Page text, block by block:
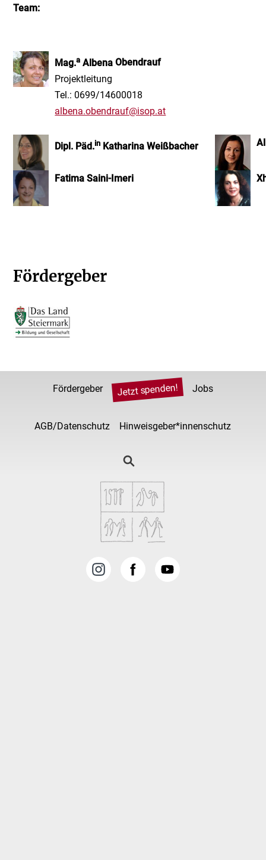
Team:
Mag.a AlbenaObendrauf
Projektleitung
Tel.: 0699/14600018
albena.obendrauf@isop.at
Dipl. Päd.in Katharina Weißbacher
Fatima Saini-Imeri
Fördergeber
Fördergeber Jetzt spenden! Jobs
AGB/Datenschutz Hinweisgeber*innenschutz